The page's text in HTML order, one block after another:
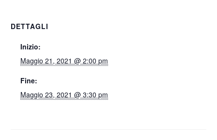
DETTAGLI
Inizio:
Maggio 21, 2021 @ 2:00 pm
Fine:
Maggio 23, 2021 @ 3:30 pm